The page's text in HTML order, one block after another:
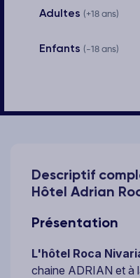
Adultes (+18 ans)
Enfants (-18 ans)
Descriptif
Hôtel Adrian
Présentation
L'hôtel Roca
chaine ADRIAN et à